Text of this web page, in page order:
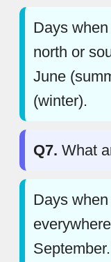
Days
north or
June
(winter).
Q7. What
Days
September.